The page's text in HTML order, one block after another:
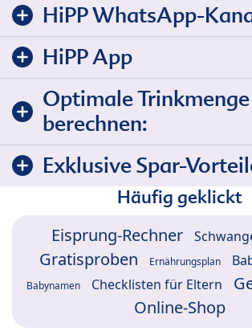
HiPP WhatsApp-
HiPP App
Optimale
berechnen:
Exklusive Spar-
Häufig geklickt
Eisprung-Rechner
Gratisproben Ernährungsplan
Babynamen Checklisten für Eltern
Online-Shop